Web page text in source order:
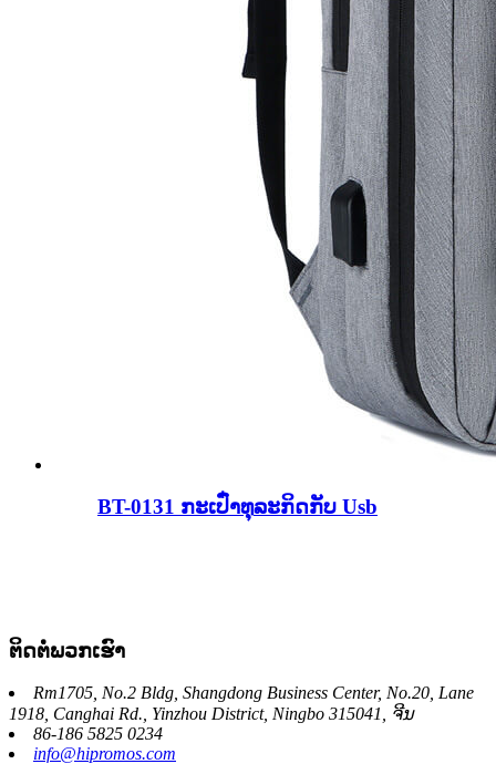
BT-0131 ກະເປົ໋າທຸລະກິດກັບ Usb
ຕິດ​ຕໍ່​ພວກ​ເຮົາ
Rm1705, No.2 Bldg, Shangdong Business Center, No.20, Lane
1918, Canghai Rd., Yinzhou District, Ningbo 315041, ຈີນ
86-186 5825 0234
info@hipromos.com